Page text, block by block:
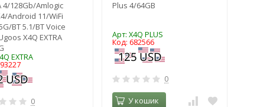
4/128Gb/Amlogic
Android 11/WiFi
BT 5.1/BT Voice
X4Q EXTRA
EXTRA
0
Plus 4/64GB
Арт: X4Q PLUS
Код: 682566
0
У кошик